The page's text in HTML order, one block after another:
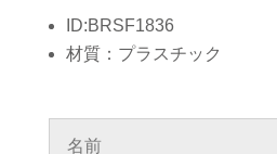
ID:BRSF1836
材質：プラスチック